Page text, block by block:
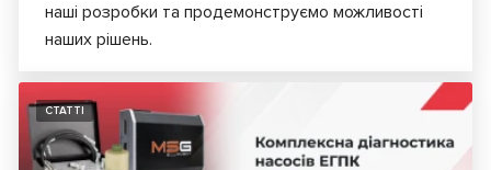
наші розробки та продемонструємо можливості
наших рішень.
СТАТТІ